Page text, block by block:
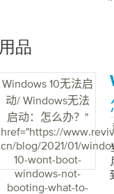
品
Windows 10无法启
动/ Windows无法
启动：怎么办？ "
href="https://
cn/blog/2021/01/
10-wont-boot-
windows-not-
booting-what-to-